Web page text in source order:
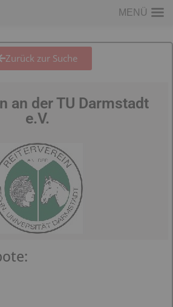
Zurück zur Suche
an der TU Darmstadt
e.V.
MENÜ